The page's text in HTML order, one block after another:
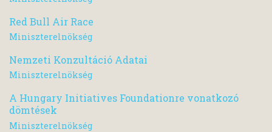
Red Bull Air Race
Miniszterelnökség
Nemzeti Konzultáció Adatai
Miniszterelnökség
A Hungary Initiatives Foundationre vonatkozó
dömtések
Miniszterelnökség